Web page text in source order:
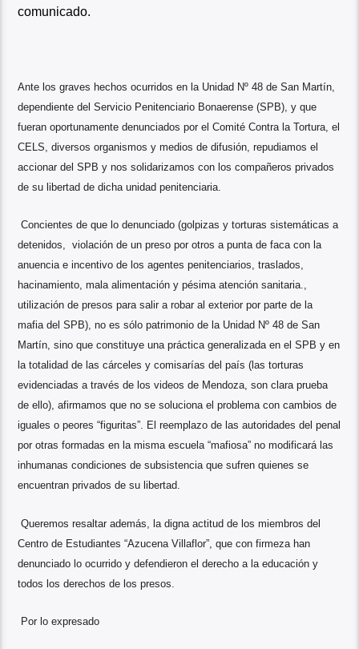
comunicado.
Ante los graves hechos ocurridos en la Unidad Nº 48 de San Martín,
dependiente del Servicio Penitenciario Bonaerense (SPB), y que
fueran oportunamente denunciados por el Comité Contra la Tortura, el
CELS, diversos organismos y medios de difusión, repudiamos el
accionar del SPB y nos solidarizamos con los compañeros privados
de su libertad de dicha unidad penitenciaria.
Concientes de que lo denunciado (golpizas y torturas sistemáticas a
detenidos, violación de un preso por otros a punta de faca con la
anuencia e incentivo de los agentes penitenciarios, traslados,
hacinamiento, mala alimentación y pésima atención sanitaria.,
utilización de presos para salir a robar al exterior por parte de la
mafia del SPB), no es sólo patrimonio de la Unidad Nº 48 de San
Martín, sino que constituye una práctica generalizada en el SPB y en
la totalidad de las cárceles y comisarías del país (las torturas
evidenciadas a través de los videos de Mendoza, son clara prueba
de ello), afirmamos que no se soluciona el problema con cambios de
iguales o peores “figuritas”. El reemplazo de las autoridades del penal
por otras formadas en la misma escuela “mafiosa” no modificará las
inhumanas condiciones de subsistencia que sufren quienes se
encuentran privados de su libertad.
Queremos resaltar además, la digna actitud de los miembros del
Centro de Estudiantes “Azucena Villaflor”, que con firmeza han
denunciado lo ocurrido y defendieron el derecho a la educación y
todos los derechos de los presos.
Por lo expresado